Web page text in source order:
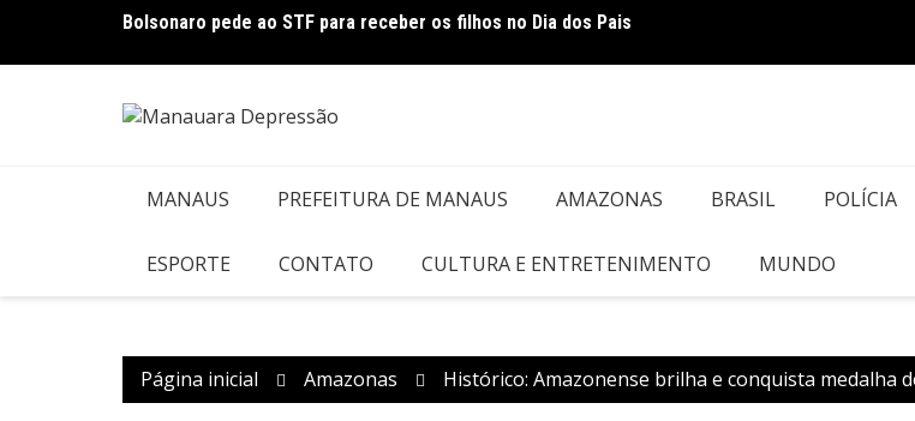
o
Bolsonaro pede ao STF para receber os filhos no Dia dos Pais
MANAUS PREFEITURA DE MANAUS AMAZONAS BRASIL POLÍCIA
ESPORTE CONTATO CULTURA E ENTRETENIMENTO MUNDO
Página inicial Amazonas Histórico: Amazonense brilha e conquista medalha